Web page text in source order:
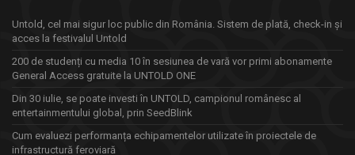
Untold, cel mai sigur loc public din România. Sistem de plată, check-in și
acces la festivalul Untold
200 de studenți cu media 10 în sesiunea de vară vor primi abonamente
General Access gratuite la UNTOLD ONE
Din 30 iulie, se poate investi în UNTOLD, campionul românesc al
entertainmentului global, prin SeedBlink
Cum evaluezi performanța echipamentelor utilizate în proiectele de
infrastructură feroviară